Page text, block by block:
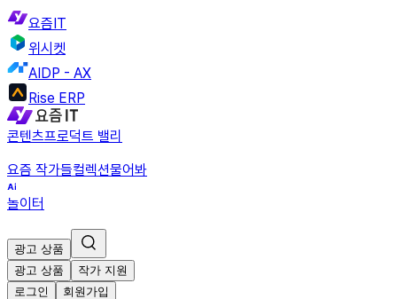
요즘IT
위시켓
AIDP - AX
Rise ERP
콘텐츠프로덕트 밸리
요즘 작가들컬렉션물어봐
놀이터
광고 상품
광고 상품
작가 지원
로그인
회원가입